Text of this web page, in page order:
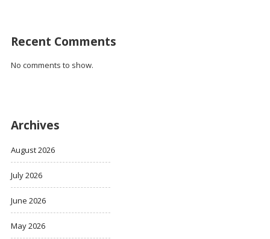
Recent Comments
No comments to show.
Archives
August 2026
July 2026
June 2026
May 2026